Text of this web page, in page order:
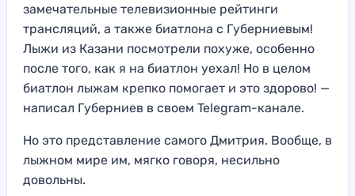
замечательные телевизионные рейтинги
трансляций, а также биатлона с Губерниевым!
Лыжи из Казани посмотрели похуже, особенно
после того, как я на биатлон уехал! Но в целом
биатлон лыжам крепко помогает и это здорово! —
написал Губерниев в своем Telegram-канале.
Но это представление самого Дмитрия. Вообще, в
лыжном мире им, мягко говоря, несильно
довольны.